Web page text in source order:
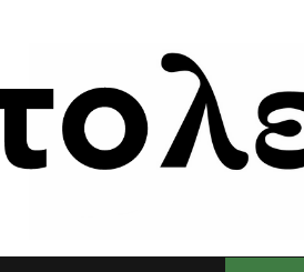
MULTIMEDIA ΟΙ ΕΚΔΟΣΕΙΣ ΜΑΣ